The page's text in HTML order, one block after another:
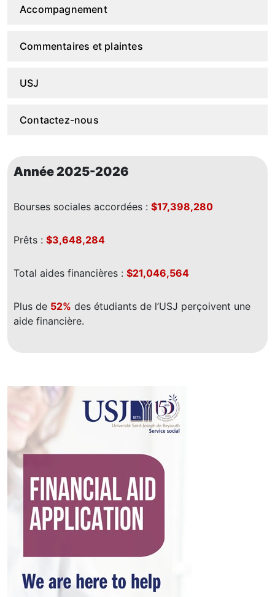
Accompagnement
Commentaires et plaintes
USJ
Contactez-nous
Année 2025-2026
Bourses sociales accordées : $17,398,280
Prêts : $3,648,284
Total aides financières : $21,046,564
Plus de 52% des étudiants de l’USJ perçoivent une
aide financière.